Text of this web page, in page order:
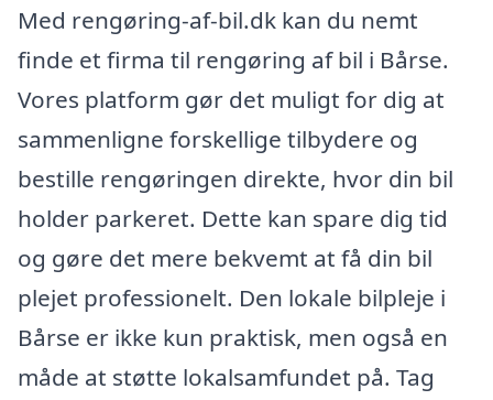
Med rengøring-af-bil.dk kan du nemt
finde et firma til rengøring af bil i Bårse.
Vores platform gør det muligt for dig at
sammenligne forskellige tilbydere og
bestille rengøringen direkte, hvor din bil
holder parkeret. Dette kan spare dig tid
og gøre det mere bekvemt at få din bil
plejet professionelt. Den lokale bilpleje i
Bårse er ikke kun praktisk, men også en
måde at støtte lokalsamfundet på. Tag